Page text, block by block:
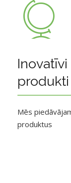
produkti
Mēs
produktus